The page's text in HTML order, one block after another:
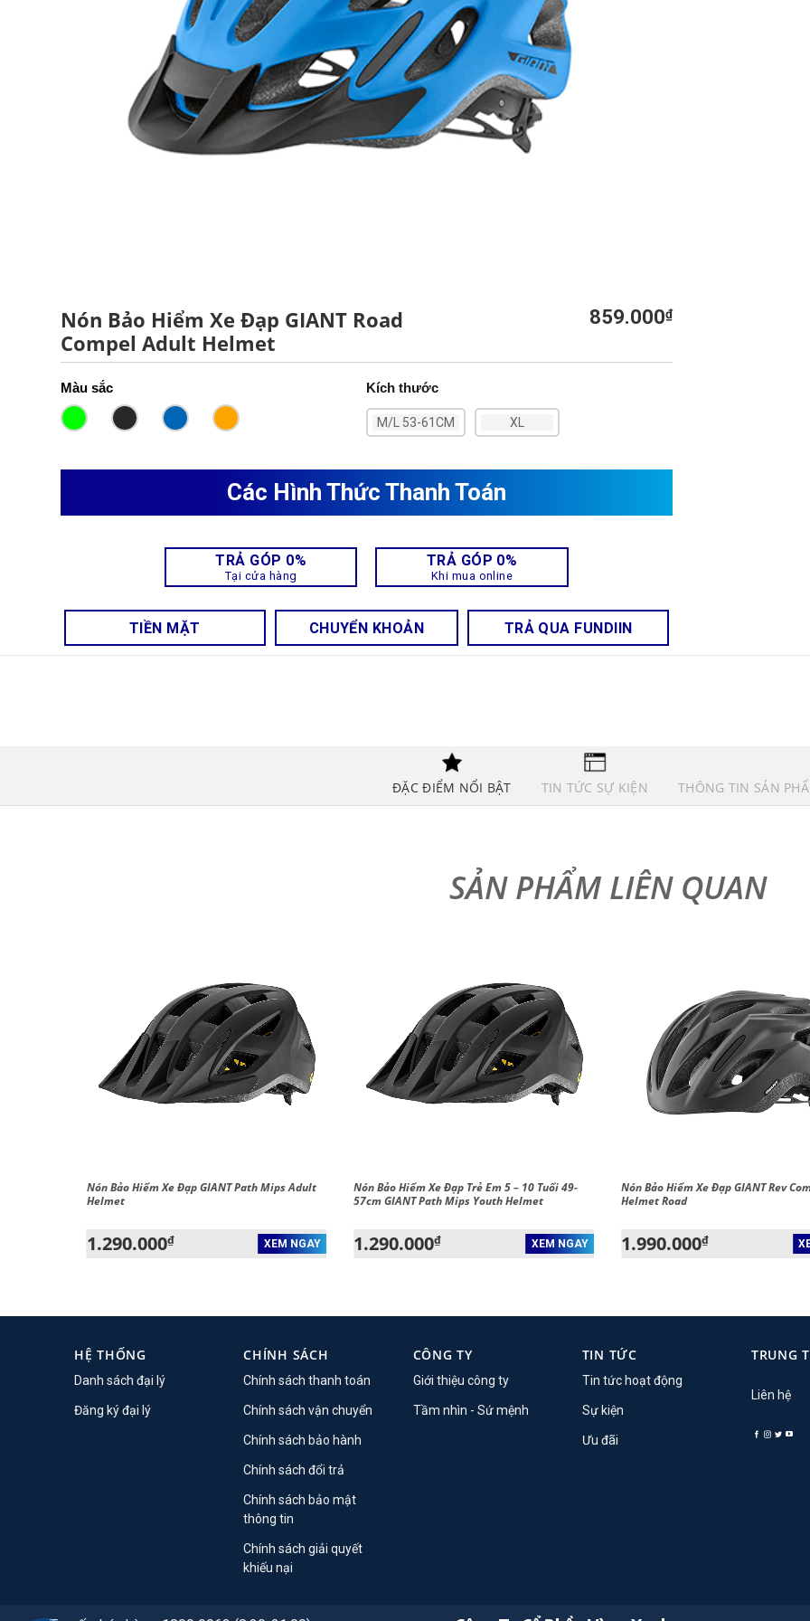
Nón Bảo Hiểm Xe Đạp GIANT Road
Compel Adult Helmet
859.000₫
Màu sắc Kích thước
M/L 53-61CM XL
Các Hình Thức Thanh Toán
TRẢ GÓP 0%
Tại cửa hàng
TRẢ GÓP 0%
Khi mua online
TIỀN MẶT CHUYỂN KHOẢN TRẢ QUA FUNDIIN
ĐẶC ĐIỂM NỔI BẬT TIN TỨC SỰ KIỆN THÔNG TIN SẢN
Nón Bảo Hiểm Xe Đạp GIANT Path Mips Adult
Helmet
1.290.000₫ XEM NGAY
Nón Bảo Hiểm Xe Đạp Trẻ Em 5 – 10 Tuổi 49-
57cm GIANT Path Mips Youth Helmet
1.290.000₫ XEM NGAY
Nón Bảo Hiểm Xe Đạp GIANT Rev
Helmet Road
1.990.000₫
HỆ THỐNG
Danh sách đại lý
Đăng ký đại lý
CHÍNH SÁCH
Chính sách thanh toán
Chính sách vận chuyển
Chính sách bảo hành
Chính sách đổi trả
Chính sách bảo mật
thông tin
Chính sách giải quyết
khiếu nại
CÔNG TY
Giới thiệu công ty
Tầm nhìn - Sứ mệnh
TIN TỨC
Tin tức hoạt động
Sự kiện
Ưu đãi
TRUNG
Liên hệ